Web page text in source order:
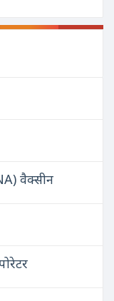
वैक्सीन